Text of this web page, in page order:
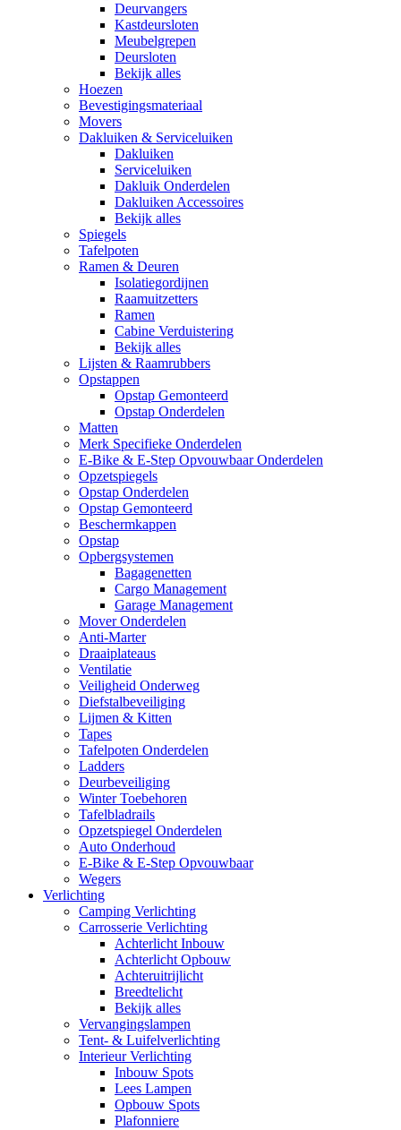
Deurvangers
Kastdeursloten
Meubelgrepen
Deursloten
Bekijk alles
Hoezen
Bevestigingsmateriaal
Movers
Dakluiken & Serviceluiken
Dakluiken
Serviceluiken
Dakluik Onderdelen
Dakluiken Accessoires
Bekijk alles
Spiegels
Tafelpoten
Ramen & Deuren
Isolatiegordijnen
Raamuitzetters
Ramen
Cabine Verduistering
Bekijk alles
Lijsten & Raamrubbers
Opstappen
Opstap Gemonteerd
Opstap Onderdelen
Matten
Merk Specifieke Onderdelen
E-Bike & E-Step Opvouwbaar Onderdelen
Opzetspiegels
Opstap Onderdelen
Opstap Gemonteerd
Beschermkappen
Opstap
Opbergsystemen
Bagagenetten
Cargo Management
Garage Management
Mover Onderdelen
Anti-Marter
Draaiplateaus
Ventilatie
Veiligheid Onderweg
Diefstalbeveiliging
Lijmen & Kitten
Tapes
Tafelpoten Onderdelen
Ladders
Deurbeveiliging
Winter Toebehoren
Tafelbladrails
Opzetspiegel Onderdelen
Auto Onderhoud
E-Bike & E-Step Opvouwbaar
Wegers
Verlichting
Camping Verlichting
Carrosserie Verlichting
Achterlicht Inbouw
Achterlicht Opbouw
Achteruitrijlicht
Breedtelicht
Bekijk alles
Vervangingslampen
Tent- & Luifelverlichting
Interieur Verlichting
Inbouw Spots
Lees Lampen
Opbouw Spots
Plafonniere